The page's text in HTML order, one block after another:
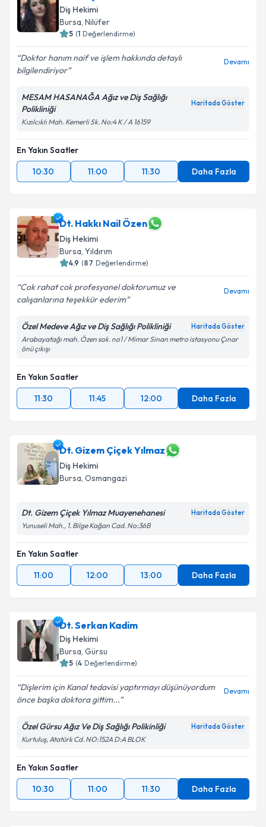
Diş Hekimi
Bursa, Nilüfer
5 (1 Değerlendirme)
Doktor hanım naif ve işlem hakkında detaylı
bilgilendiriyor
Devamı
MESAM HASANAĞA Ağız ve Diş Sağlığı
Polikliniği
Haritada Göster
Kızılcıklı Mah. Kemerli Sk. No:4 K / A 16159
En Yakın Saatler
10:30
11:00 11:30 Daha Fazla
Dt. Hakkı Nail Özen
Diş Hekimi
Bursa, Yıldırım
4.9 (87 Değerlendirme)
Cok rahat cok profesyonel doktorumuz ve
calışanlarına teşekkür ederim
Devamı
Özel Medeve Ağız ve Diş Sağlığı Polikliniği Haritada Göster
Arabayatağı mah. Özen sok. no1 / Mimar Sinan metro istasyonu Çınar
önü çıkışı
En Yakın Saatler
11:30
11:45 12:00 Daha Fazla
Dt. Gizem Çiçek Yılmaz
Diş Hekimi
Bursa, Osmangazi
Dt. Gizem Çiçek Yılmaz Muayenehanesi Haritada Göster
Yunuseli Mah., 1. Bilge Kağan Cad. No:36B
En Yakın Saatler
11:00
12:00 13:00 Daha Fazla
Dt. Serkan Kadim
Diş Hekimi
Bursa, Gürsu
5 (4 Değerlendirme)
Dişlerim için Kanal tedavisi yaptırmayı düşünüyordum
önce başka doktora gittim...
Devamı
Özel Gürsu Ağız Ve Diş Sağlığı Polikinliği Haritada Göster
Kurtuluş, Atatürk Cd. NO:152A D:A BLOK
En Yakın Saatler
10:30
11:00 11:30 Daha Fazla